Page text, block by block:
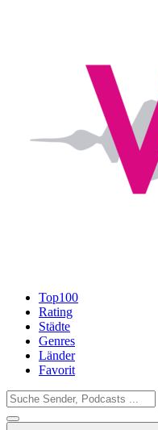
Top100
Rating
Städte
Genres
Länder
Favorit